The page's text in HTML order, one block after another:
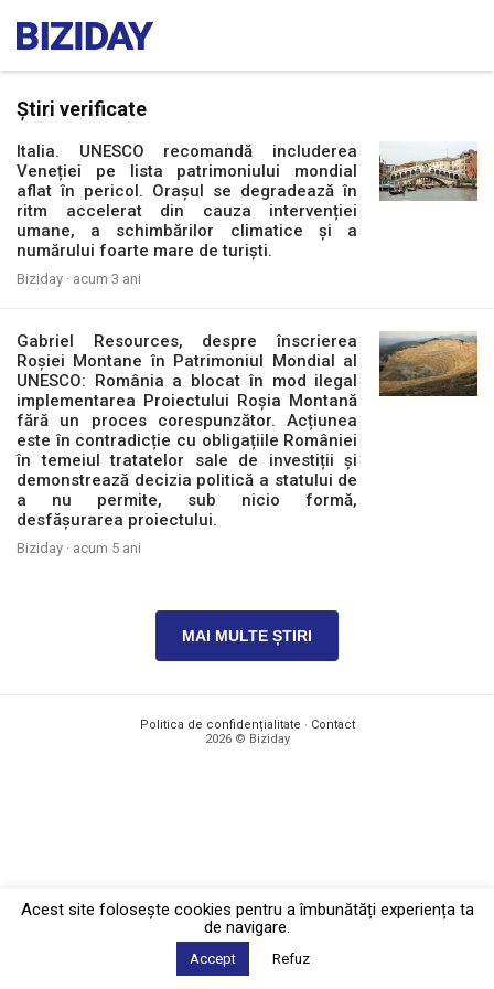
Știri verificate
Italia. UNESCO recomandă includerea
Veneției pe lista patrimoniului mondial
aflat în pericol. Orașul se degradează în
ritm accelerat din cauza intervenției
umane, a schimbărilor climatice și a
numărului foarte mare de turiști.
Biziday · acum 3 ani
Gabriel Resources, despre înscrierea
Roşiei Montane în Patrimoniul Mondial al
UNESCO: România a blocat în mod ilegal
implementarea Proiectului Roșia Montană
fără un proces corespunzător. Acțiunea
este în contradicție cu obligațiile României
în temeiul tratatelor sale de investiții și
demonstrează decizia politică a statului de
a nu permite, sub nicio formă,
desfășurarea proiectului.
Biziday · acum 5 ani
MAI MULTE ȘTIRI
Politica de confidențialitate · Contact
2026 © Biziday
Acest site foloseşte cookies pentru a îmbunătăți experiența ta
de navigare.
Accept Refuz